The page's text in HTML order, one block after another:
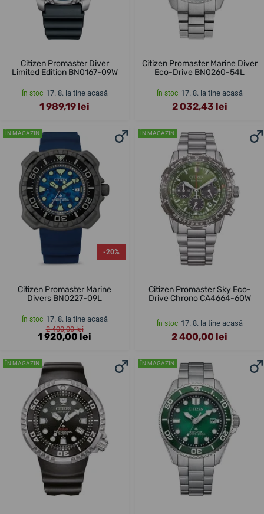
Citizen Promaster Diver
Limited Edition BN0167-09W
În stoc 17. 8. la tine acasă
1 989,19 lei
Citizen Promaster Marine Diver
Eco-Drive BN0260-54L
În stoc 17. 8. la tine acasă
2 032,43 lei
ÎN MAGAZIN
-20%
Citizen Promaster Marine
Divers BN0227-09L
În stoc 17. 8. la tine acasă
2 400,00 lei
1 920,00 lei
ÎN MAGAZIN
Citizen Promaster Sky Eco-
Drive Chrono CA4664-60W
În stoc 17. 8. la tine acasă
2 400,00 lei
ÎN MAGAZIN ÎN MAGAZIN